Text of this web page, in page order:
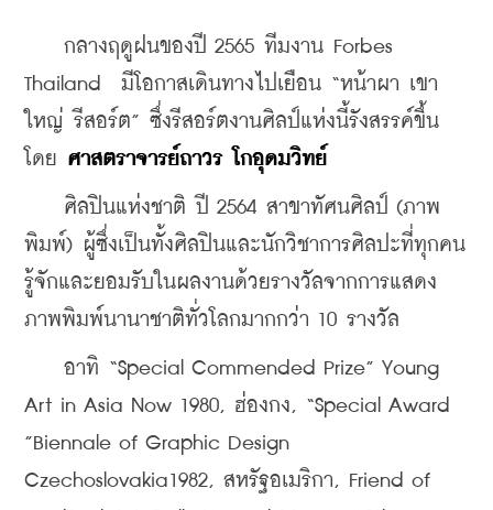
กลางฤดูฝนของปี 2565 ทีมงาน Forbes
Thailand  มีโอกาสเดินทางไปเยือน “หน้าผา เขา
ใหญ่ รีสอร์ต” ซึ่งรีสอร์ตงานศิลป์แห่งนี้รังสรรค์ขึ้น
โดย ศาสตราจารย์ถาวร โกอุดมวิทย์
ศิลปินแห่งชาติ ปี 2564 สาขาทัศนศิลป์ (ภาพ
พิมพ์) ผู้ซึ่งเป็นทั้งศิลปินและนักวิชาการศิลปะที่ทุกคน
รู้จักและยอมรับในผลงานด้วยรางวัลจากการแสดง
ภาพพิมพ์นานาชาติทั่วโลกมากกว่า 10 รางวัล
อาทิ “Special Commended Prize” Young
Art in Asia Now 1980, ฮ่องกง, “Special Award
”Biennale of Graphic Design
Czechoslovakia1982, สหรัฐอเมริกา, Friend of